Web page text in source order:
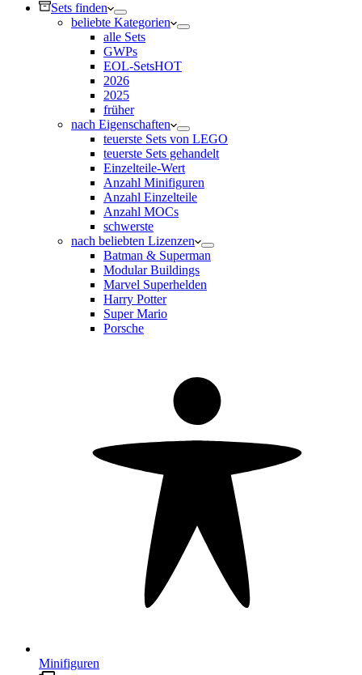
Sets finden
beliebte Kategorien
alle Sets
GWPs
EOL-SetsHOT
2026
2025
früher
nach Eigenschaften
teuerste Sets von LEGO
teuerste Sets gehandelt
Einzelteile-Wert
Anzahl Minifiguren
Anzahl Einzelteile
Anzahl MOCs
schwerste
nach beliebten Lizenzen
Batman & Superman
Modular Buildings
Marvel Superhelden
Harry Potter
Super Mario
Porsche
Minifiguren